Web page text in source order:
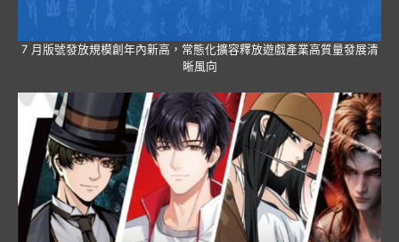
7 月版號發放規模創年內新高，常態化擴容釋放遊戲產業高質量發展清
晰風向